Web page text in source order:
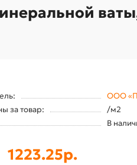
ООО
за товар:
/м2
В
1223.25р.